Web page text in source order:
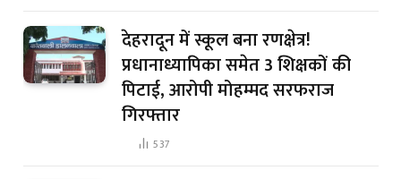
देहरादून में स्कूल बना रणक्षेत्र!
प्रधानाध्यापिका समेत 3 शिक्षकों की
पिटाई, आरोपी मोहम्मद सरफराज
गिरफ्तार
537